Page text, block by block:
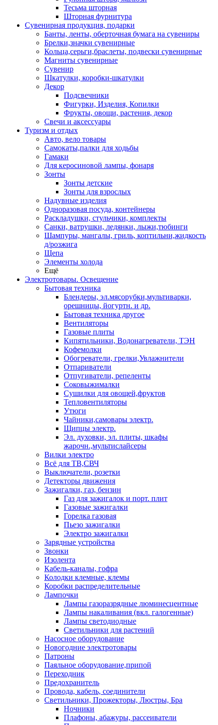
Тесьма шторная
Шторная фурнитура
Сувенирная продукция, подарки
Банты, ленты, оберточная бумага на сувениры
Брелки,значки сувенирные
Кольца,серьги,браслеты, подвески сувенирные
Магниты сувенирные
Сувенир
Шкатулки, коробки-шкатулки
Декор
Подсвечники
Фигурки, Изделия, Копилки
Фрукты, овощи, растения, декор
Свечи и аксессуары
Туризм и отдых
Авто, вело товары
Самокаты,палки для ходьбы
Гамаки
Для керосиновой лампы, фонаря
Зонты
Зонты детские
Зонты для взрослых
Надувные изделия
Одноразовая посуда, контейнеры
Раскладушки, стульчики, комплекты
Санки, ватрушки, ледянки, лыжи,тюбинги
Шампуры, мангалы, гриль, коптильни,жидкость
д/розжига
Щепа
Элементы холода
Ещё
Электротовары. Освещение
Бытовая техника
Блендеры, эл.мясорубки,мультиварки,
орешницы, йогуртн. и др.
Бытовая техника другое
Вентиляторы
Газовые плиты
Кипятильники, Водонагреватели, ТЭН
Кофемолки
Обогреватели, грелки,Увлажнители
Отпариватели
Отпугиватели, репеленты
Соковыжималки
Сушилки для овощей,фруктов
Тепловентиляторы
Утюги
Чайники,самовары электр.
Щипцы электр.
Эл. духовки, эл. плиты, шкафы
жарочн.,мультислайсеры
Вилки электро
Всё для ТВ,СВЧ
Выключатели, розетки
Детекторы движения
Зажигалки, газ, бензин
Газ для зажигалок и порт. плит
Газовые зажигалки
Горелка газовая
Пьезо зажигалки
Электро зажигалки
Зарядные устройства
Звонки
Изолента
Кабель-каналы, гофра
Колодки клемные, клемы
Коробки распределительные
Лампочки
Лампы газоразрядные люминесцентные
Лампы накаливания (вкл. галогенные)
Лампы светодиодные
Светильники для растений
Насосное оборудование
Новогодние электротовары
Патроны
Паяльное оборудование,припой
Переходник
Предохранитель
Провода, кабель, соединители
Светильники, Прожекторы, Люстры, Бра
Ночники
Плафоны, абажуры, рассеиватели